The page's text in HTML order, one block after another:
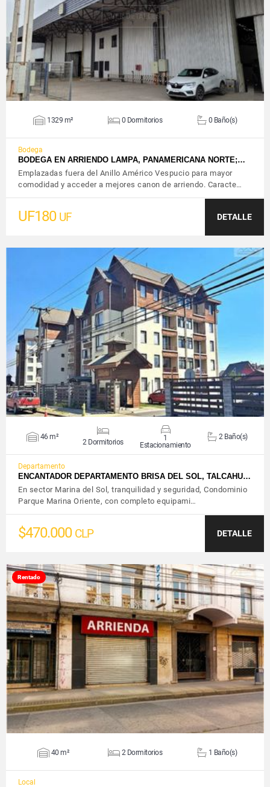
VER DETALLES
1329 m² 0 Dormitorios 0 Baño(s)
Bodega
BODEGA EN ARRIENDO LAMPA, PANAMERICANA NORTE;…
Emplazadas fuera del Anillo Américo Vespucio para mayor
comodidad y acceder a mejores canon de arriendo. Caracte…
UF180 UF DETALLE
VER DETALLES
46 m²
2 Dormitorios
1
Estacionamiento
2 Baño(s)
Departamento
ENCANTADOR DEPARTAMENTO BRISA DEL SOL, TALCAHU…
En sector Marina del Sol, tranquilidad y seguridad, Condominio
Parque Marina Oriente, con completo equipami…
$470.000 CLP DETALLE
Rentado
VER DETALLES
40 m² 2 Dormitorios 1 Baño(s)
Local